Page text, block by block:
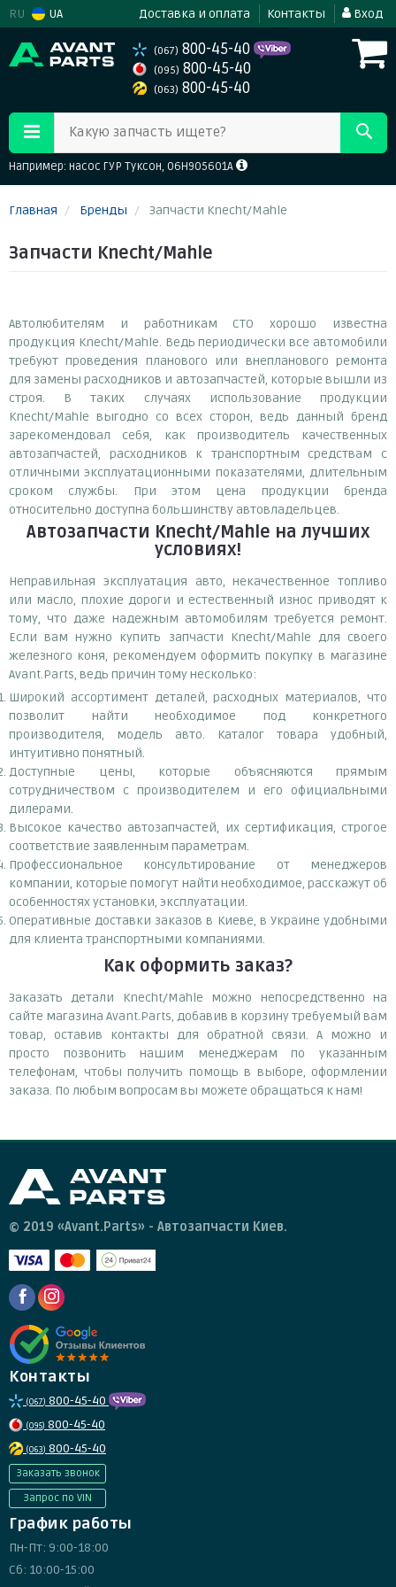
RU UA Доставка и оплата Контакты Вход
(067) 800-45-40
(095) 800-45-40
(063) 800-45-40
Какую запчасть ищете?
Например: насос ГУР Туксон, 06H905601A
Главная Бренды Запчасти Knecht/Mahle
Запчасти Knecht/Mahle
Автолюбителям и работникам СТО хорошо известна
продукция Knecht/Mahle. Ведь периодически все автомобили
требуют проведения планового или внепланового ремонта
для замены расходников и автозапчастей, которые вышли из
строя. В таких случаях использование продукции
Knecht/Mahle выгодно со всех сторон, ведь данный бренд
зарекомендовал себя, как производитель качественных
автозапчастей, расходников к транспортным средствам с
отличными эксплуатационными показателями, длительным
сроком службы. При этом цена продукции бренда
относительно доступна большинству автовладельцев.
Автозапчасти Knecht/Mahle на лучших
условиях!
Неправильная эксплуатация авто, некачественное топливо
или масло, плохие дороги и естественный износ приводят к
тому, что даже надежным автомобилям требуется ремонт.
Если вам нужно купить запчасти Knecht/Mahle для своего
железного коня, рекомендуем оформить покупку в магазине
Avant.Parts, ведь причин тому несколько:
Широкий ассортимент деталей, расходных материалов, что
позволит найти необходимое под конкретного
производителя, модель авто. Каталог товара удобный,
интуитивно понятный.
Доступные цены, которые объясняются прямым
сотрудничеством с производителем и его официальными
дилерами.
Высокое качество автозапчастей, их сертификация, строгое
соответствие заявленным параметрам.
Профессиональное консультирование от менеджеров
компании, которые помогут найти необходимое, расскажут об
особенностях установки, эксплуатации.
Оперативные доставки заказов в Киеве, в Украине удобными
для клиента транспортными компаниями.
Как оформить заказ?
Заказать детали Knecht/Mahle можно непосредственно на
сайте магазина Avant.Parts, добавив в корзину требуемый вам
товар, оставив контакты для обратной связи. А можно и
просто позвонить нашим менеджерам по указанным
телефонам, чтобы получить помощь в выборе, оформлении
заказа. По любым вопросам вы можете обращаться к нам!
© 2019 «Avant.Parts» - Автозапчасти Киев.
Контакты
(067) 800-45-40
(095) 800-45-40
(063) 800-45-40
Заказать звонок
Запрос по VIN
График работы
Пн-Пт: 9:00-18:00
Сб: 10:00-15:00